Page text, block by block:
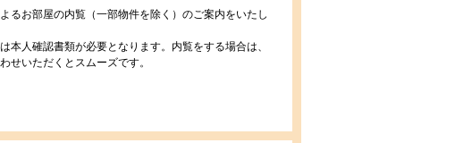
るお部屋の内覧（一部物件を除く）のご案内をいたし
本人確認書類が必要となります。内覧をする場合は、
せいただくとスムーズです。